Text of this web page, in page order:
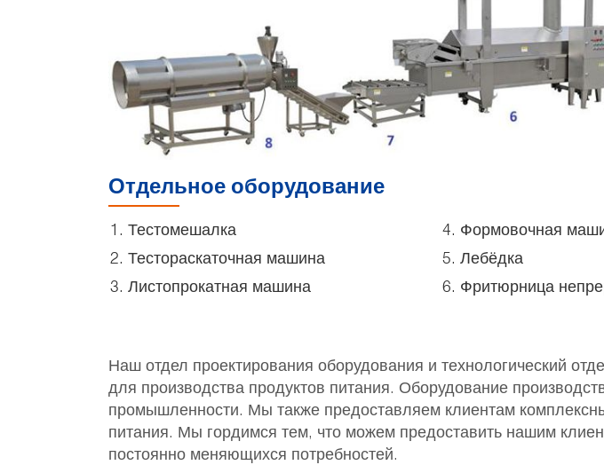
Отдельное оборудование
Тестомешалка
Тестораскаточная машина
Листопрокатная машина
Формовочная
Лебёдка
Фритюрница
Наш отдел проектирования оборудования и технологический
для производства продуктов питания. Оборудование
промышленности. Мы также предоставляем клиентам
питания. Мы гордимся тем, что можем предоставить нашим
постоянно меняющихся потребностей.